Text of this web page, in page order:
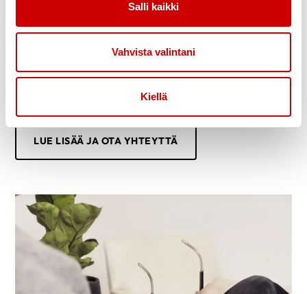
Salli kaikki
Vahvista valintani
Kiellä
Yritysyhteistyö
verisuoniterveyttä Suomessa yhdessä yhteistyökumppanin
kanssa. Periaatteenamme on tehdä yhteistyötä useiden eri
LUE LISÄÄ JA OTA YHTEYTTÄ